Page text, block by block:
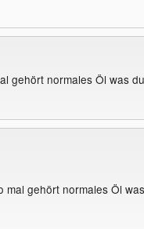
gehört normales Öl was
mal gehört normales Öl